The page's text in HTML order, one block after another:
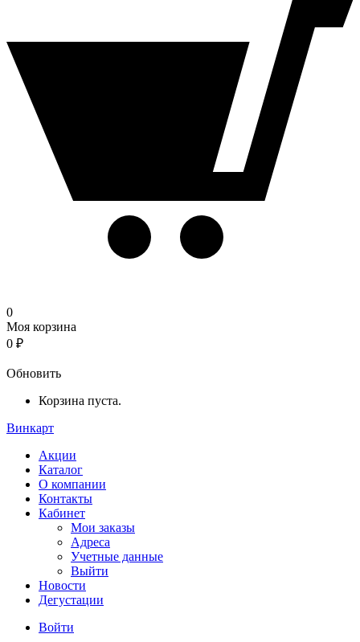
0
Моя корзина
0 ₽
Обновить
Корзина пуста.
Винкарт
Акции
Каталог
О компании
Контакты
Кабинет
Мои заказы
Адреса
Учетные данные
Выйти
Новости
Дегустации
Войти